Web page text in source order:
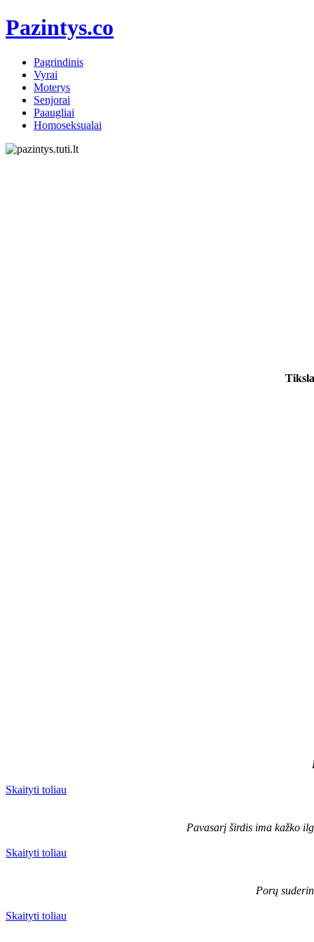
Pazintys.co
Pagrindinis
Vyrai
Moterys
Senjorai
Paaugliai
Homoseksualai
Skaityti toliau
Pavasarį širdis ima kažko
Skaityti toliau
Porų
Skaityti toliau